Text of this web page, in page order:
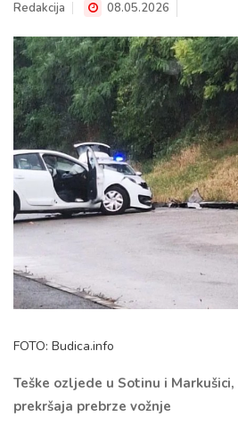
Redakcija 08.05.2026
FOTO: Budica.info
Teške ozljede u Sotinu i
prekršaja prebrze vožnje